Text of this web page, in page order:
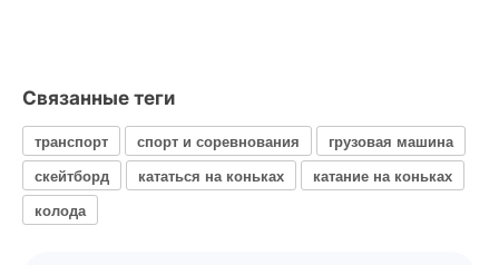
Связанные теги
транспорт спорт и соревнования
грузовая машина
скейтборд
кататься на коньках
катание на коньках
колода